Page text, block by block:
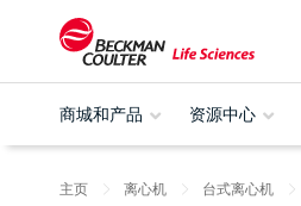
商城和产品 资源中心
主页 离心机 台式离心机